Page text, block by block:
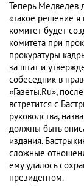
Теперь Медведев
«такое решение я
комитет будет
комитета при
прокуратуры
за штат и
собеседник в
«Газеты.Ru»,
встретится с
руководства,
должны быть
издания.
сложные
ему удалось
президентом.